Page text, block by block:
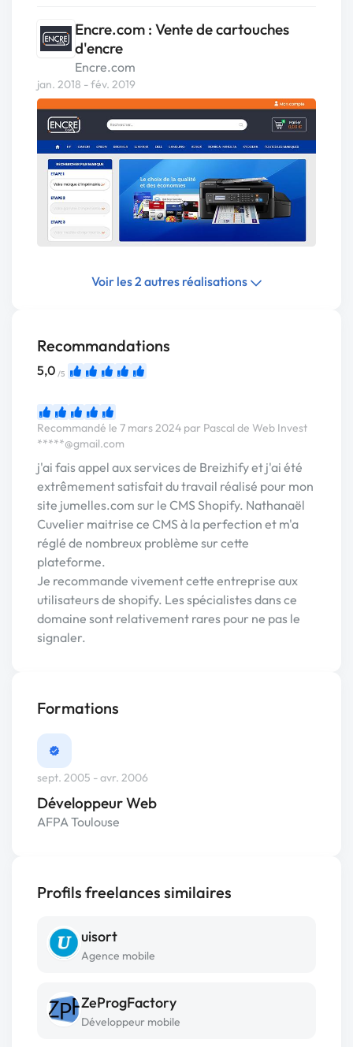
Encre.com : Vente de cartouches
d'encre
Encre.com
jan. 2018 - fév. 2019
Voir les 2 autres réalisations
Recommandations
5,0 /5
Recommandé le 7 mars 2024 par Pascal de Web Invest
*****@gmail.com
j'ai fais appel aux services de Breizhify et j'ai été
extrêmement satisfait du travail réalisé pour mon
site jumelles.com sur le CMS Shopify. Nathanaël
Cuvelier maitrise ce CMS à la perfection et m'a
réglé de nombreux problème sur cette
plateforme.
Je recommande vivement cette entreprise aux
utilisateurs de shopify. Les spécialistes dans ce
domaine sont relativement rares pour ne pas le
signaler.
Formations
sept. 2005 - avr. 2006
Développeur Web
AFPA Toulouse
Profils freelances similaires
uisort
Agence mobile
ZeProgFactory
Développeur mobile